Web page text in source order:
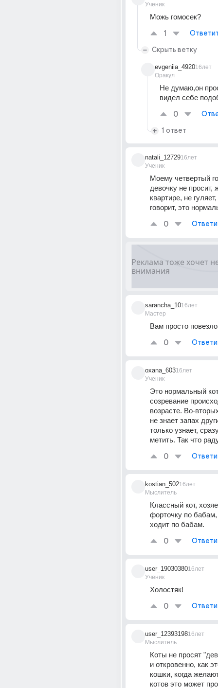
Ученик
Можь гомосек?
1
Скрыть ветку
evgeniia_4920
Оракул
16лет
Не думаю,он
видел себе
0
1 ответ
natali_12729
Ученик
16лет
Моему четвертый
девочку не просит,
квартире, не
говорит, это
0
sarancha_10
Мастер
16лет
Вам просто
0
oxana_603
Ученик
16лет
Это нормальный
созревание
возрасте. Во-
не знает запах
только узнает,
метить. Так что
0
kostian_502
Мыслитель
16лет
Классный кот,
форточку по
ходит по бабам.
0
user_19030380
Ученик
16лет
Холостяк!
0
user_12393198
Мыслитель
16лет
Коты не просят
и откровенно, как
кошки, когда
котов это может